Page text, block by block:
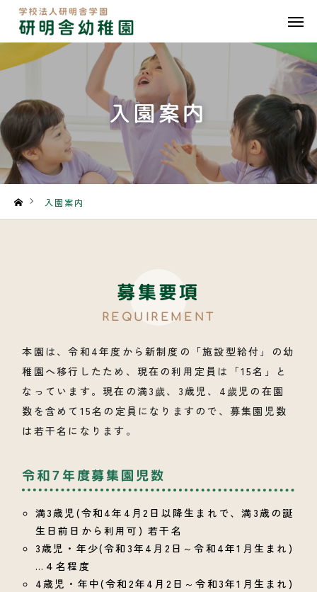
入園案内
入園案内
REQUIREMENT
募集要項
本園は、令和4年度から新制度の「施設型給付」の幼
稚園へ移行したため、現在の利用定員は「15名」と
なっています。現在の満3歲、3歳児、4歲児の在園
数を含めて15名の定員になりますので、募集園児数
は若干名になります。
令和7年度募集園児数
満3歳児(令和4年4月2日以降生まれで、満3歳の誕
生日前日から利用可) 若干名
3歳児・年少(令和3年4月2日～令和4年1月生まれ)
…４名程度
4歳児・年中(令和2年4月2日～令和3年1月生まれ)
CONTACT
MAP
HOME
教育方針
幼稚園情報
よくあるご質問
お知らせ
お問い合わせ